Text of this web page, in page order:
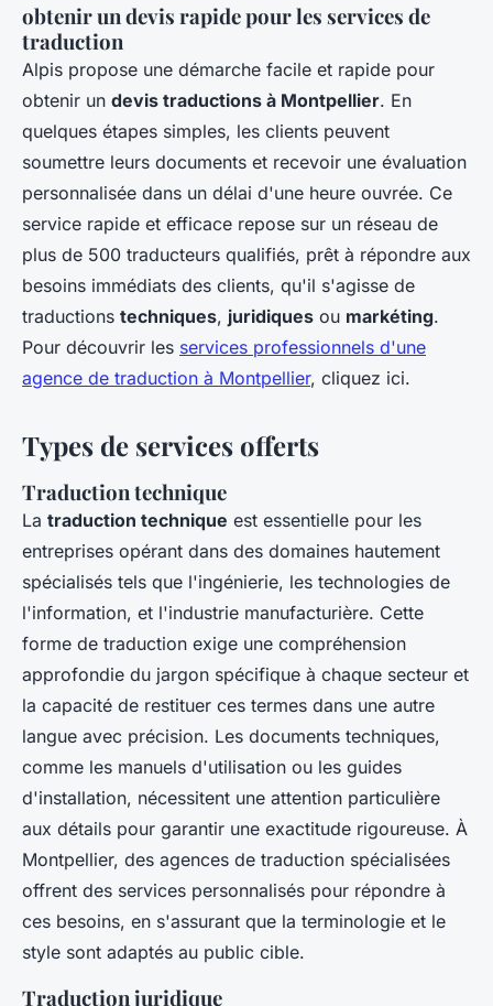
obtenir un devis rapide pour les services de
traduction
Alpis propose une démarche facile et rapide pour
obtenir un devis traductions à Montpellier. En
quelques étapes simples, les clients peuvent
soumettre leurs documents et recevoir une évaluation
personnalisée dans un délai d'une heure ouvrée. Ce
service rapide et efficace repose sur un réseau de
plus de 500 traducteurs qualifiés, prêt à répondre aux
besoins immédiats des clients, qu'il s'agisse de
traductions techniques, juridiques ou markéting.
Pour découvrir les services professionnels d'une
agence de traduction à Montpellier, cliquez ici.
Types de services offerts
Traduction technique
La traduction technique est essentielle pour les
entreprises opérant dans des domaines hautement
spécialisés tels que l'ingénierie, les technologies de
l'information, et l'industrie manufacturière. Cette
forme de traduction exige une compréhension
approfondie du jargon spécifique à chaque secteur et
la capacité de restituer ces termes dans une autre
langue avec précision. Les documents techniques,
comme les manuels d'utilisation ou les guides
d'installation, nécessitent une attention particulière
aux détails pour garantir une exactitude rigoureuse. À
Montpellier, des agences de traduction spécialisées
offrent des services personnalisés pour répondre à
ces besoins, en s'assurant que la terminologie et le
style sont adaptés au public cible.
Traduction juridique